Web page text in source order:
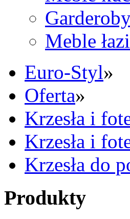
Meble
Euro-Styl»
Oferta»
Krzesła i
Krzesła i
Krzesła do
Produkty